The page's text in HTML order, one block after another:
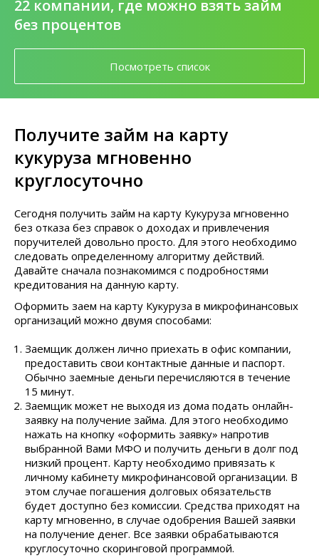
22 компании, где можно взять займ
без процентов
Посмотреть список
Получите займ на карту
кукуруза мгновенно
круглосуточно
Сегодня получить займ на карту Кукуруза мгновенно
без отказа без справок о доходах и привлечения
поручителей довольно просто. Для этого необходимо
следовать определенному алгоритму действий.
Давайте сначала познакомимся с подробностями
кредитования на данную карту.
Оформить заем на карту Кукуруза в микрофинансовых
организаций можно двумя способами:
Заемщик должен лично приехать в офис компании,
предоставить свои контактные данные и паспорт.
Обычно заемные деньги перечисляются в течение
15 минут.
Заемщик может не выходя из дома подать онлайн-
заявку на получение займа. Для этого необходимо
нажать на кнопку «оформить заявку» напротив
выбранной Вами МФО и получить деньги в долг под
низкий процент. Карту необходимо привязать к
личному кабинету микрофинансовой организации. В
этом случае погашения долговых обязательств
будет доступно без комиссии. Средства приходят на
карту мгновенно, в случае одобрения Вашей заявки
на получение денег. Все заявки обрабатываются
круглосуточно скоринговой программой.